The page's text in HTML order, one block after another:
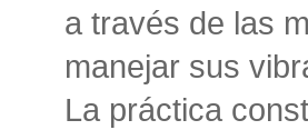
a través de las
manejar sus
La práctica